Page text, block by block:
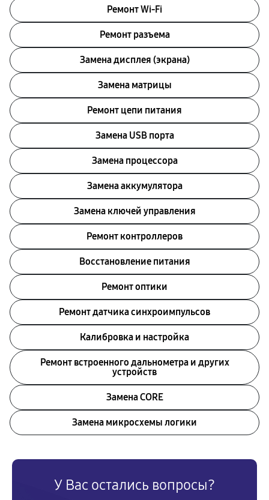
Ремонт Wi-Fi
Ремонт разъема
Замена дисплея (экрана)
Замена матрицы
Ремонт цепи питания
Замена USB порта
Замена процессора
Замена аккумулятора
Замена ключей управления
Ремонт контроллеров
Восстановление питания
Ремонт оптики
Ремонт датчика синхроимпульсов
Калибровка и настройка
Ремонт встроенного дальнометра и других
устройств
Замена CORE
Замена микросхемы логики
У Вас остались вопросы?